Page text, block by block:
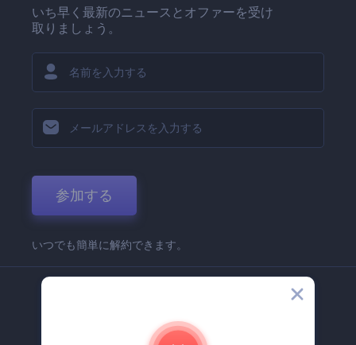
いち早く最新のニュースとオファーを受け
取りましょう。
参加する
いつでも簡単に解約できます。
Renderforest 企業情報